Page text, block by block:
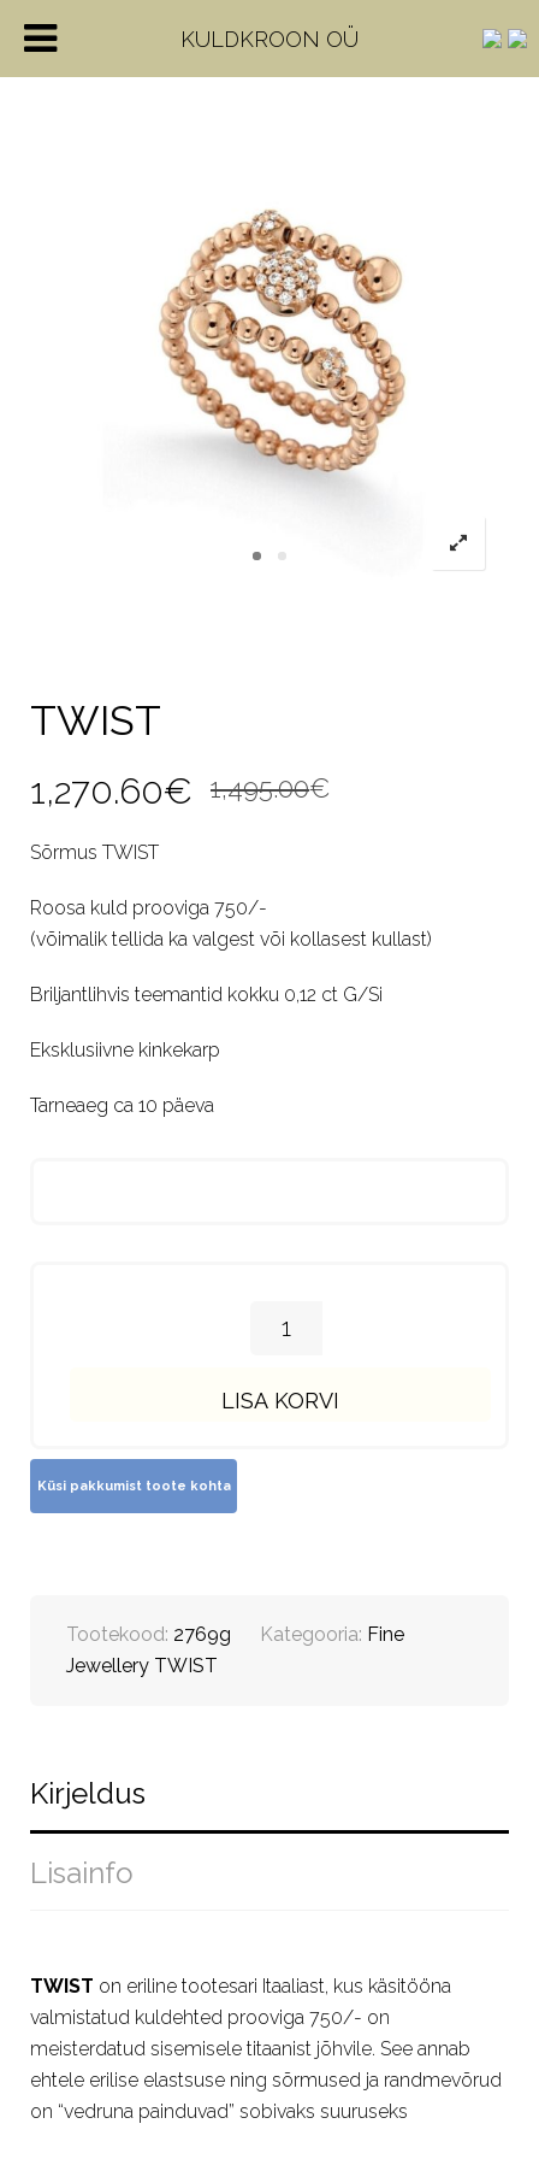
TWIST
1,495.00€
1,495.00€.
1,270.60€
1,270.60€.
Sõrmus TWIST
Roosa kuld prooviga 750/-
(võimalik tellida ka valgest või kollasest kullast)
Briljantlihvis teemantid kokku 0,12 ct G/Si
Eksklusiivne kinkekarp
Tarneaeg ca 10 päeva
LISA KORVI
Tootekood: 2769g Kategooria: Fine
Jewellery TWIST
Kirjeldus
Lisainfo
TWIST on eriline tootesari Itaaliast, kus käsitööna
valmistatud kuldehted prooviga 750/- on
meisterdatud sisemisele titaanist jõhvile. See annab
ehtele erilise elastsuse ning sõrmused ja randmevõrud
on “vedruna painduvad” sobivaks suuruseks
KULDKROON OÜ